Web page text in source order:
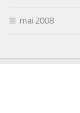
mai 2008